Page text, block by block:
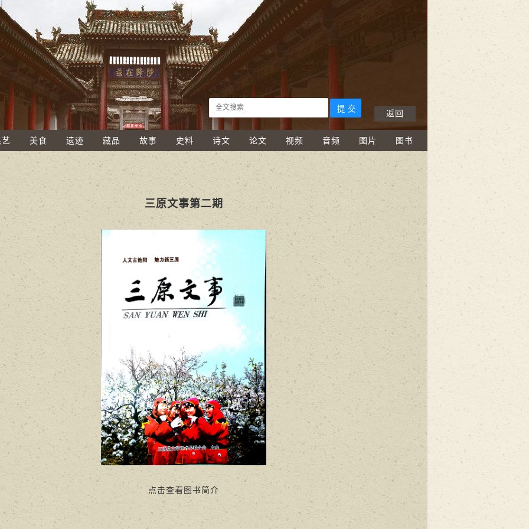
美食 遗迹 藏品 故事 史料 诗文 论文 视频 音频 图片 图书
返回
三原文事第二期
点击查看图书简介